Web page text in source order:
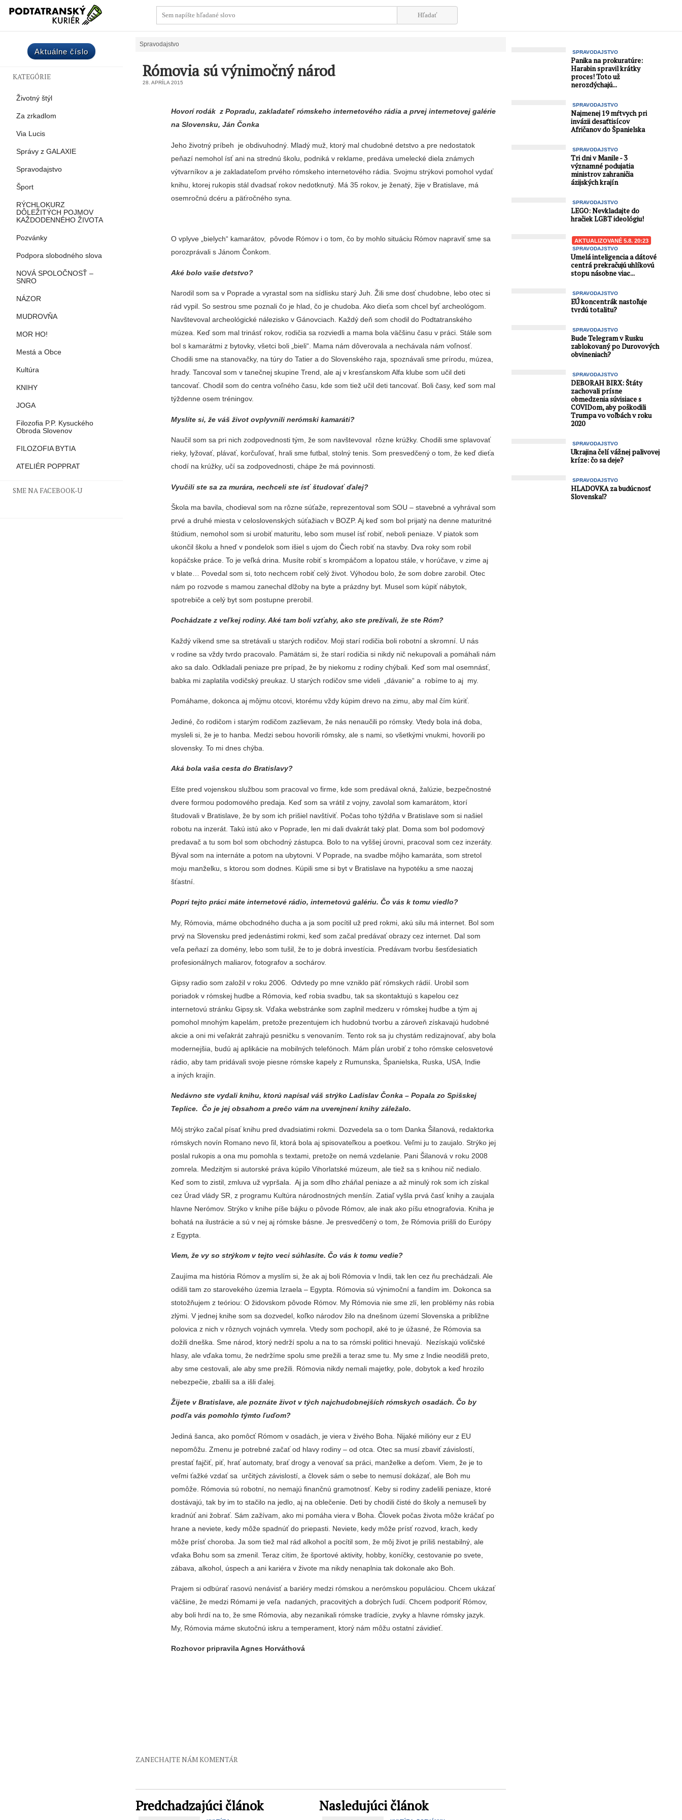
Aktuálne číslo
KATEGÓRIE
Životný štýl
Za zrkadlom
Via Lucis
Správy z GALAXIE
Spravodajstvo
Šport
RÝCHLOKURZ
DÔLEŽITÝCH POJMOV
KAŽDODENNÉHO ŽIVOTA
Pozvánky
Podpora slobodného slova
NOVÁ SPOLOČNOSŤ –
SNRO
NÁZOR
MUDROVŇA
MOR HO!
Mestá a Obce
Kultúra
KNIHY
JOGA
Filozofia P.P. Kysuckého
Obroda Slovenov
FILOZOFIA BYTIA
ATELIÉR POPPRAT
SME NA FACEBOOK-U
Spravodajstvo
Rómovia sú výnimočný národ
28. APRÍLA 2015
Hovorí rodák z Popradu, zakladateľ rómskeho internetového rádia a prvej internetovej galérie
na Slovensku, Ján Čonka
Jeho životný príbeh je obdivuhodný. Mladý muž, ktorý mal chudobné detstvo a pre nedostatok
peňazí nemohol ísť ani na strednú školu, podniká v reklame, predáva umelecké diela známych
výtvarníkov a je zakladateľom prvého rómskeho internetového rádia. Svojmu strýkovi pomohol vydať
knihu, ktorej rukopis stál dvadsať rokov nedotknutý. Má 35 rokov, je ženatý, žije v Bratislave, má
osemročnú dcéru a päťročného syna.
O vplyve „bielych“ kamarátov, pôvode Rómov i o tom, čo by mohlo situáciu Rómov napraviť sme sa
porozprávali s Jánom Čonkom.
Aké bolo vaše detstvo?
Narodil som sa v Poprade a vyrastal som na sídlisku starý Juh. Žili sme dosť chudobne, lebo otec si
rád vypil. So sestrou sme poznali čo je hlad, čo je chudoba. Ako dieťa som chcel byť archeológom.
Navštevoval archeológické nálezisko v Gánovciach. Každý deň som chodil do Podtatranského
múzea. Keď som mal trinásť rokov, rodičia sa rozviedli a mama bola väčšinu času v práci. Stále som
bol s kamarátmi z bytovky, všetci boli „bieli“. Mama nám dôverovala a nechávala nám voľnosť.
Chodili sme na stanovačky, na túry do Tatier a do Slovenského raja, spoznávali sme prírodu, múzea,
hrady. Tancoval som v tanečnej skupine Trend, ale aj v kresťanskom Alfa klube som učil deti
tancovať. Chodil som do centra voľného času, kde som tiež učil deti tancovať. Boli časy, keď som mal
týždenne osem tréningov.
Myslíte si, že váš život ovplyvnili nerómski kamaráti?
Naučil som sa pri nich zodpovednosti tým, že som navštevoval rôzne krúžky. Chodili sme splavovať
rieky, lyžovať, plávať, korčuľovať, hrali sme futbal, stolný tenis. Som presvedčený o tom, že keď dieťa
chodí na krúžky, učí sa zodpovednosti, chápe že má povinnosti.
Vyučili ste sa za murára, nechceli ste ísť študovať ďalej?
Škola ma bavila, chodieval som na rôzne súťaže, reprezentoval som SOU – stavebné a vyhrával som
prvé a druhé miesta v celoslovenských súťažiach v BOZP. Aj keď som bol prijatý na denne maturitné
štúdium, nemohol som si urobiť maturitu, lebo som musel ísť robiť, neboli peniaze. V piatok som
ukončil školu a hneď v pondelok som išiel s ujom do Čiech robiť na stavby. Dva roky som robil
kopáčske práce. To je veľká drina. Musíte robiť s krompáčom a lopatou stále, v horúčave, v zime aj
v blate… Povedal som si, toto nechcem robiť celý život. Výhodou bolo, že som dobre zarobil. Otec
nám po rozvode s mamou zanechal dlžoby na byte a prázdny byt. Musel som kúpiť nábytok,
spotrebiče a celý byt som postupne prerobil.
Pochádzate z veľkej rodiny. Aké tam boli vzťahy, ako ste prežívali, že ste Róm?
Každý víkend sme sa stretávali u starých rodičov. Moji starí rodičia boli robotní a skromní. U nás
v rodine sa vždy tvrdo pracovalo. Pamätám si, že starí rodičia si nikdy nič nekupovali a pomáhali nám
ako sa dalo. Odkladali peniaze pre prípad, že by niekomu z rodiny chýbali. Keď som mal osemnásť,
babka mi zaplatila vodičský preukaz. U starých rodičov sme videli „dávanie“ a robíme to aj my.
Pomáhame, dokonca aj môjmu otcovi, ktorému vždy kúpim drevo na zimu, aby mal čím kúriť.
Jediné, čo rodičom i starým rodičom zazlievam, že nás nenaučili po rómsky. Vtedy bola iná doba,
mysleli si, že je to hanba. Medzi sebou hovorili rómsky, ale s nami, so všetkými vnukmi, hovorili po
slovensky. To mi dnes chýba.
Aká bola vaša cesta do Bratislavy?
Ešte pred vojenskou službou som pracoval vo firme, kde som predával okná, žalúzie, bezpečnostné
dvere formou podomového predaja. Keď som sa vrátil z vojny, zavolal som kamarátom, ktorí
študovali v Bratislave, že by som ich prišiel navštíviť. Počas toho týždňa v Bratislave som si našiel
robotu na inzerát. Takú istú ako v Poprade, len mi dali dvakrát taký plat. Doma som bol podomový
predavač a tu som bol som obchodný zástupca. Bolo to na vyššej úrovni, pracoval som cez inzeráty.
Býval som na internáte a potom na ubytovni. V Poprade, na svadbe môjho kamaráta, som stretol
moju manželku, s ktorou som dodnes. Kúpili sme si byt v Bratislave na hypotéku a sme naozaj
šťastní.
Popri tejto práci máte internetové rádio, internetovú galériu. Čo vás k tomu viedlo?
My, Rómovia, máme obchodného ducha a ja som pocítil už pred rokmi, akú silu má internet. Bol som
prvý na Slovensku pred jedenástimi rokmi, keď som začal predávať obrazy cez internet. Dal som
veľa peňazí za domény, lebo som tušil, že to je dobrá investícia. Predávam tvorbu šesťdesiatich
profesionálnych maliarov, fotografov a sochárov.
Gipsy radio som založil v roku 2006. Odvtedy po mne vzniklo päť rómskych rádií. Urobil som
poriadok v rómskej hudbe a Rómovia, keď robia svadbu, tak sa skontaktujú s kapelou cez
internetovú stránku Gipsy.sk. Vďaka webstránke som zaplnil medzeru v rómskej hudbe a tým aj
pomohol mnohým kapelám, pretože prezentujem ich hudobnú tvorbu a zároveň získavajú hudobné
akcie a oni mi veľakrát zahrajú pesničku s venovaním. Tento rok sa ju chystám redizajnovať, aby bola
modernejšia, budú aj aplikácie na mobilných telefónoch. Mám pĺán urobiť z toho rómske celosvetové
rádio, aby tam pridávali svoje piesne rómske kapely z Rumunska, Španielska, Ruska, USA, Indie
a iných krajín.
Nedávno ste vydali knihu, ktorú napísal váš strýko Ladislav Čonka – Popala zo Spišskej
Teplice. Čo je jej obsahom a prečo vám na uverejnení knihy záležalo.
Môj strýko začal písať knihu pred dvadsiatimi rokmi. Dozvedela sa o tom Danka Šilanová, redaktorka
rómskych novín Romano nevo ľil, ktorá bola aj spisovateľkou a poetkou. Veľmi ju to zaujalo. Strýko jej
poslal rukopis a ona mu pomohla s textami, pretože on nemá vzdelanie. Pani Šilanová v roku 2008
zomrela. Medzitým si autorské práva kúpilo Vihorlatské múzeum, ale tiež sa s knihou nič nedialo.
Keď som to zistil, zmluva už vypršala. Aj ja som dlho zháňal peniaze a až minulý rok som ich získal
cez Úrad vlády SR, z programu Kultúra národnostných menšín. Zatiaľ vyšla prvá časť knihy a zaujala
hlavne Nerómov. Strýko v knihe píše bájku o pôvode Rómov, ale inak ako píšu etnografovia. Kniha je
bohatá na ilustrácie a sú v nej aj rómske básne. Je presvedčený o tom, že Rómovia prišli do Európy
z Egypta.
Viem, že vy so strýkom v tejto veci súhlasíte. Čo vás k tomu vedie?
Zaujíma ma história Rómov a myslím si, že ak aj boli Rómovia v Indii, tak len cez ňu prechádzali. Ale
odišli tam zo starovekého územia Izraela – Egypta. Rómovia sú výnimoční a fandím im. Dokonca sa
stotožňujem z teóriou: O židovskom pôvode Rómov. My Rómovia nie sme zlí, len problémy nás robia
zlými. V jednej knihe som sa dozvedel, koľko národov žilo na dnešnom území Slovenska a približne
polovica z nich v rôznych vojnách vymrela. Vtedy som pochopil, aké to je úžasné, že Rómovia sa
dožili dneška. Sme národ, ktorý nedrží spolu a na to sa rómski politici hnevajú. Nezískajú voličské
hlasy, ale vďaka tomu, že nedržíme spolu sme prežili a teraz sme tu. My sme z Indie neodišli preto,
aby sme cestovali, ale aby sme prežili. Rómovia nikdy nemali majetky, pole, dobytok a keď hrozilo
nebezpečie, zbalili sa a išli ďalej.
Žijete v Bratislave, ale poznáte život v tých najchudobnejších rómskych osadách. Čo by
podľa vás pomohlo týmto ľuďom?
Jediná šanca, ako pomôcť Rómom v osadách, je viera v živého Boha. Nijaké milióny eur z EU
nepomôžu. Zmenu je potrebné začať od hlavy rodiny – od otca. Otec sa musí zbaviť závislostí,
prestať fajčiť, piť, hrať automaty, brať drogy a venovať sa práci, manželke a deťom. Viem, že je to
veľmi ťažké vzdať sa určitých závislostí, a človek sám o sebe to nemusí dokázať, ale Boh mu
pomôže. Rómovia sú robotní, no nemajú finančnú gramotnosť. Keby si rodiny zadelili peniaze, ktoré
dostávajú, tak by im to stačilo na jedlo, aj na oblečenie. Deti by chodili čisté do školy a nemuseli by
kradnúť ani žobrať. Sám zažívam, ako mi pomáha viera v Boha. Človek počas života môže kráčať po
hrane a neviete, kedy môže spadnúť do priepasti. Neviete, kedy môže prísť rozvod, krach, kedy
môže prísť choroba. Ja som tiež mal rád alkohol a pocítil som, že môj život je príliš nestabilný, ale
vďaka Bohu som sa zmenil. Teraz cítim, že športové aktivity, hobby, koníčky, cestovanie po svete,
zábava, alkohol, úspech a ani kariéra v živote ma nikdy nenaplnia tak dokonale ako Boh.
Prajem si odbúrať rasovú nenávisť a bariéry medzi rómskou a nerómskou populáciou. Chcem ukázať
väčšine, že medzi Rómami je veľa nadaných, pracovitých a dobrých ľudí. Chcem podporiť Rómov,
aby boli hrdí na to, že sme Rómovia, aby nezanikali rómske tradície, zvyky a hlavne rómsky jazyk.
My, Rómovia máme skutočnú iskru a temperament, ktorý nám môžu ostatní závidieť.
Rozhovor pripravila Agnes Horváthová
ZANECHAJTE NÁM KOMENTÁR
Predchadzajúci článok Nasledujúci článok
SPRAVODAJSTVO
Panika na prokuratúre:
Harabin spravil krátky
proces! Toto už
nerozdýchajú...
SPRAVODAJSTVO
Najmenej 19 mŕtvych pri
invázii desaťtisícov
Afričanov do Španielska
SPRAVODAJSTVO
Tri dni v Manile - 3
významné podujatia
ministrov zahraničia
ázijských krajín
SPRAVODAJSTVO
LEGO: Nevkladajte do
hračiek LGBT ideológiu!
AKTUALIZOVANÉ 5.8. 20:23
SPRAVODAJSTVO
Umelá inteligencia a dátové
centrá prekračujú uhlíkovú
stopu násobne viac...
SPRAVODAJSTVO
EÚ koncentrák nastoľuje
tvrdú totalitu?
SPRAVODAJSTVO
Bude Telegram v Rusku
zablokovaný po Durovových
obvineniach?
SPRAVODAJSTVO
DEBORAH BIRX: Štáty
zachovali prísne
obmedzenia súvisiace s
COVIDom, aby poškodili
Trumpa vo voľbách v roku
2020
SPRAVODAJSTVO
Ukrajina čelí vážnej palivovej
kríze: čo sa deje?
SPRAVODAJSTVO
HLADOVKA za budúcnosť
Slovenska⁉️